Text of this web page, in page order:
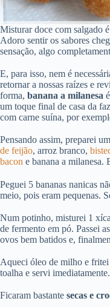
Misturar doce com salgado
Adoro sentir os sabores
sensação, algo
E, para isso, nem é
retornar a nossas raízes e
forma, banana a milanesa
um toque final de casa da
com carne suína, por
Pensando assim, preparei
de feijão, arroz branco,
bacon e banana a
Peguei 5 bananas nanicas
meio, pois eram pequenas.
Num potinho, misturei 1
de fermento em pó. Passei
ovos bem batidos e,
Aqueci óleo de milho e
toalha e servi imediatamente.
Ficaram bastante secas e